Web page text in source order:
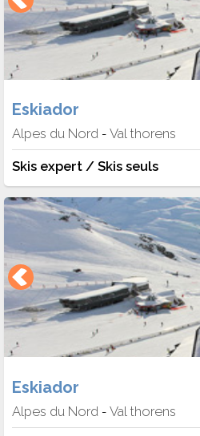
Eskiador
Alpes du Nord - Val thorens
Skis expert / Skis seuls
Eskiador
Alpes du Nord - Val thorens